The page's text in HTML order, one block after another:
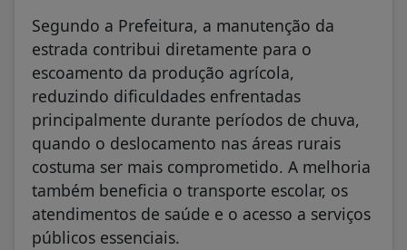
Segundo a Prefeitura, a manutenção da
estrada contribui diretamente para o
escoamento da produção agrícola,
reduzindo dificuldades enfrentadas
principalmente durante períodos de chuva,
quando o deslocamento nas áreas rurais
costuma ser mais comprometido. A melhoria
também beneficia o transporte escolar, os
atendimentos de saúde e o acesso a serviços
públicos essenciais.